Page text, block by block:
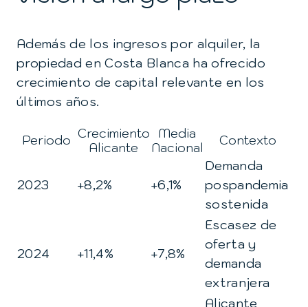
Además de los ingresos por alquiler, la
propiedad en Costa Blanca ha ofrecido
crecimiento de capital relevante en los
últimos años.
Periodo Crecimiento
Alicante
Media
Nacional
Contexto
2023 +8,2% +6,1%
Demanda
pospandemia
sostenida
2024 +11,4% +7,8%
Escasez de
oferta y
demanda
extranjera
Alicante